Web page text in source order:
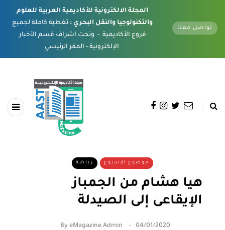
المجلة الالكترونية للأكاديمية العربية للعلوم
والتكنولوجيا والنقل البحري : تغطية كاملة لجميع
فروع الأكاديمية - وتحت اشراف قسم الأخبار
تواصل معنا
رياضة موضوع الإسبوع
هيا هشام من الجمباز
الإيقاعى إلى الصيدلة
By eMagazine Admin 04/01/2020